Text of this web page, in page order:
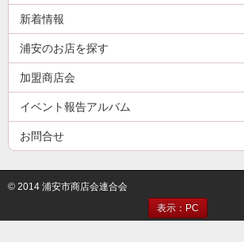
新着情報
浦安のお店を探す
加盟商店会
イベント報告アルバム
お問合せ
© 2014 浦安市商店会連合会
表示：PC